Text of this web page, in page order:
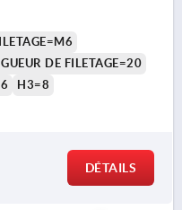
DE FILETAGE=20
H3=8
DÉTAILS